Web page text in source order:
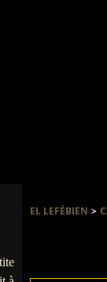
EL LEFÉBIEN >